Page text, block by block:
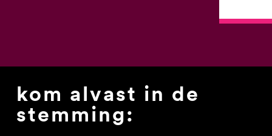
kom alvast in de
stemming: